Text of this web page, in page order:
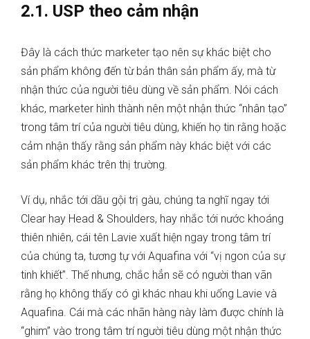
2.1. USP theo cảm nhận
Đây là cách thức marketer tạo nên sự khác biệt cho
sản phẩm không đến từ bản thân sản phẩm ấy, mà từ
nhận thức của người tiêu dùng về sản phẩm. Nói cách
khác, marketer hình thành nên một nhận thức “nhân tạo”
trong tâm trí của người tiêu dùng, khiến họ tin rằng hoặc
cảm nhận thấy rằng sản phẩm này khác biệt với các
sản phẩm khác trên thị trường.
Ví dụ, nhắc tới dầu gội trị gàu, chúng ta nghĩ ngay tới
Clear hay Head & Shoulders, hay nhắc tới nước khoáng
thiên nhiên, cái tên Lavie xuất hiện ngay trong tâm trí
của chúng ta, tương tự với Aquafina với “vị ngon của sự
tinh khiết”. Thế nhưng, chắc hẳn sẽ có người than vãn
rằng họ không thấy có gì khác nhau khi uống Lavie và
Aquafina. Cái mà các nhãn hàng này làm được chính là
“ghim” vào trong tâm trí người tiêu dùng một nhận thức